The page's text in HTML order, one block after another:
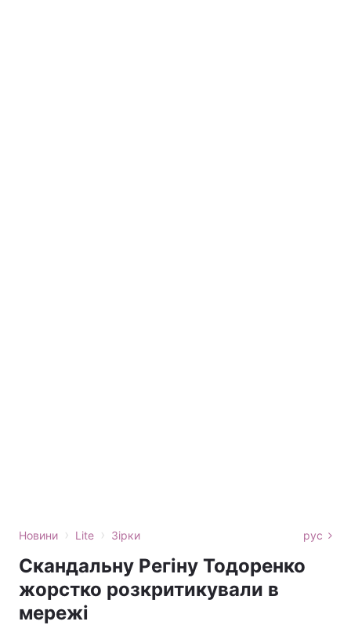
Новини › Lite › Зірки рус
Скандальну Регіну Тодоренко
жорстко розкритикували в
мережі